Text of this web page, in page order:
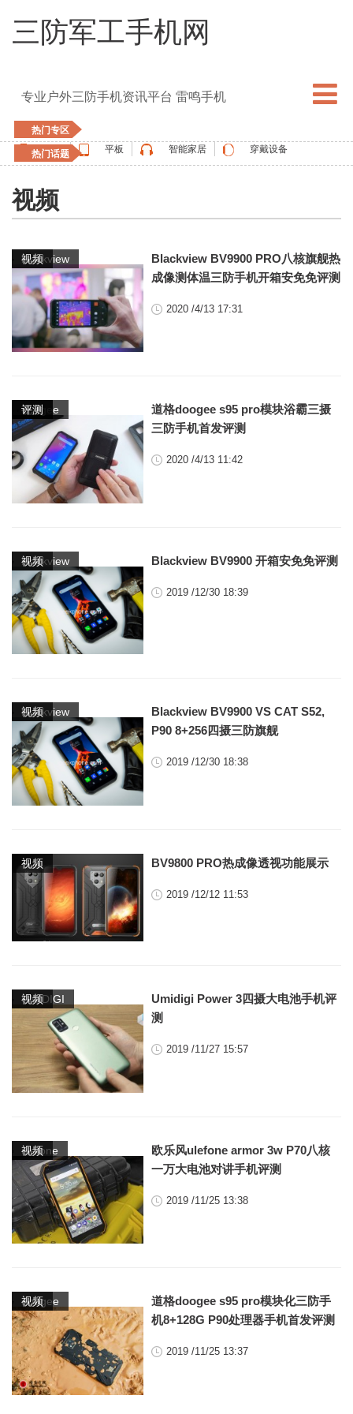
三防军工手机网
专业户外三防手机资讯平台 雷鸣手机
热门专区
手机
平板 智能家居 穿戴设备
热门话题
oukitel
ulefone vernee apple watch
视频
blackview
视频
Blackview BV9900 PRO八核旗舰热
成像测体温三防手机开箱安免免评测
2020 /4/13 17:31
doogee
视频
评测
道格doogee s95 pro模块浴霸三摄
三防手机首发评测
2020 /4/13 11:42
blackview
视频 Blackview BV9900 开箱安免免评测
2019 /12/30 18:39
blackview
视频
Blackview BV9900 VS CAT S52,
P90 8+256四摄三防旗舰
2019 /12/30 18:38
视频 BV9800 PRO热成像透视功能展示
2019 /12/12 11:53
UMIDIGI
视频
Umidigi Power 3四摄大电池手机评
测
2019 /11/27 15:57
ulefone
视频
欧乐风ulefone armor 3w P70八核
一万大电池对讲手机评测
2019 /11/25 13:38
doogee
视频
道格doogee s95 pro模块化三防手
机8+128G P90处理器手机首发评测
2019 /11/25 13:37